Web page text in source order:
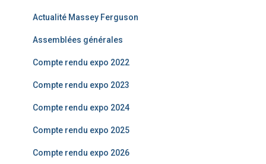
Actualité Massey Ferguson
Assemblées générales
Compte rendu expo 2022
Compte rendu expo 2023
Compte rendu expo 2024
Compte rendu expo 2025
Compte rendu expo 2026